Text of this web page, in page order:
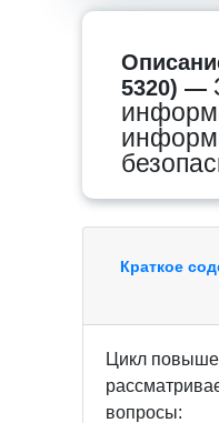
5320) —
Краткое
Цикл
вопросы: